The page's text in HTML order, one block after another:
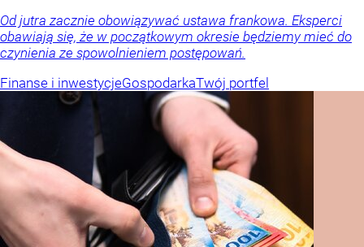
Od jutra zacznie obowiązywać ustawa frankowa. Eksperci
obawiają się, że w początkowym okresie będziemy mieć do
czynienia ze spowolnieniem postępowań.
Finanse i inwestycjeGospodarkaTwój portfel